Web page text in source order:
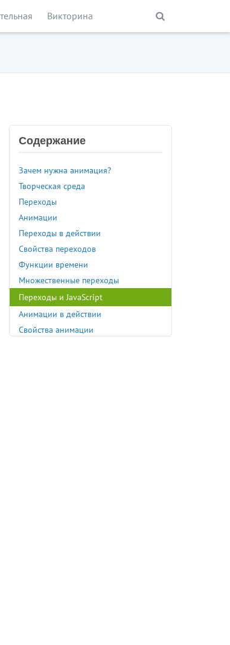
Викторина
Содержание
Зачем нужна анимация?
Творческая среда
Переходы
Анимации
Переходы в действии
Свойства переходов
Функции времени
Множественные переходы
Переходы и JavaScript
Анимации в действии
Свойства анимации